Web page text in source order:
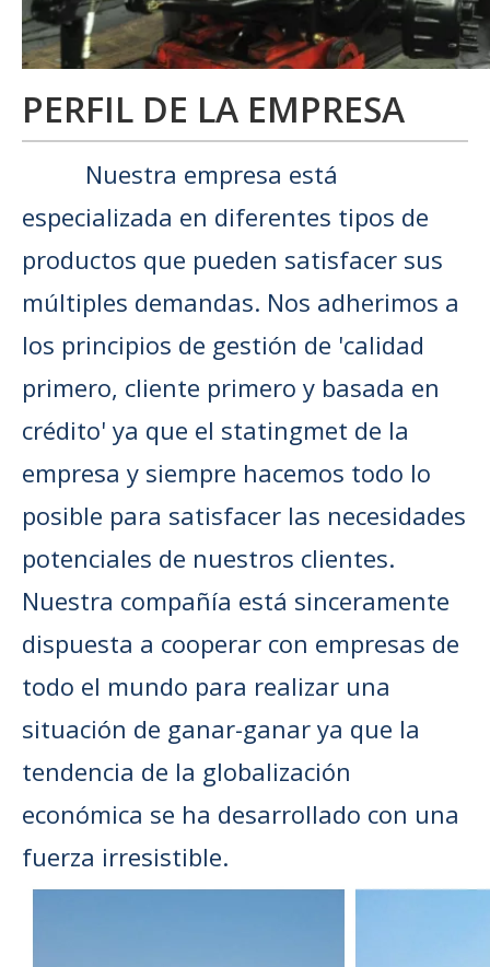
PERFIL DE LA EMPRESA
Nuestra empresa está
especializada en diferentes tipos de
productos que pueden satisfacer sus
múltiples demandas. Nos adherimos a
los principios de gestión de 'calidad
primero, cliente primero y basada en
crédito' ya que el statingmet de la
empresa y siempre hacemos todo lo
posible para satisfacer las necesidades
potenciales de nuestros clientes.
Nuestra compañía está sinceramente
dispuesta a cooperar con empresas de
todo el mundo para realizar una
situación de ganar-ganar ya que la
tendencia de la globalización
económica se ha desarrollado con una
fuerza irresistible.